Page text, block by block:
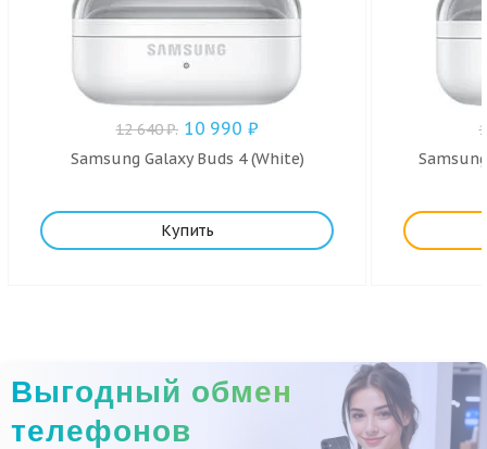
12 640₽. 10 990 ₽
Samsung Galaxy Buds 4 (White)
Купить
Выгодный обмен
телефонов